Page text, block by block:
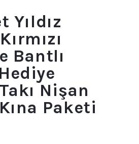
Yıldız
Bantlı
Nişan
Paketi